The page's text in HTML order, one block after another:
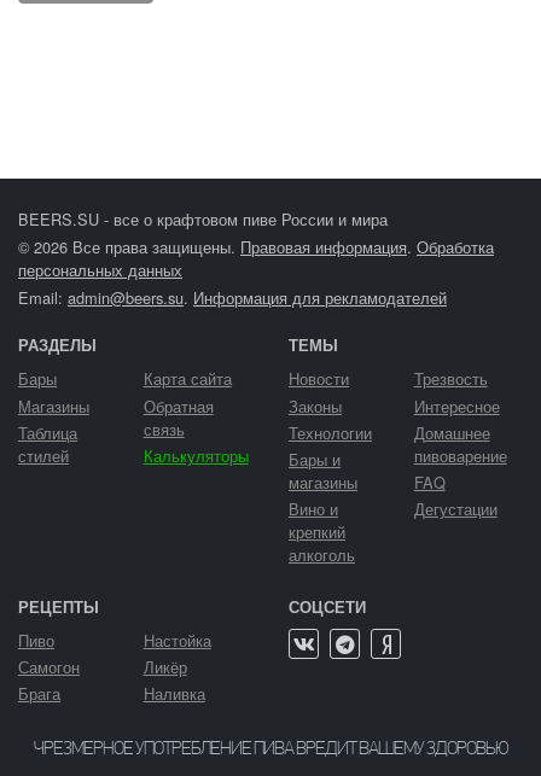
BEERS.SU - все о крафтовом пиве России и мира
© 2026 Все права защищены. Правовая информация. Обработка
персональных данных
Email: admin@beers.su. Информация для рекламодателей
РАЗДЕЛЫ
Бары
Магазины
Таблица
стилей
Карта сайта
Обратная
связь
Калькуляторы
ТЕМЫ
Новости
Законы
Технологии
Бары и
магазины
Вино и
крепкий
алкоголь
Трезвость
Интересное
Домашнее
пивоварение
FAQ
Дегустации
РЕЦЕПТЫ
Пиво
Самогон
Брага
Настойка
Ликёр
Наливка
СОЦСЕТИ
ЧРЕЗМЕРНОЕ УПОТРЕБЛЕНИЕ ПИВА ВРЕДИТ ВАШЕМУ ЗДОРОВЬЮ